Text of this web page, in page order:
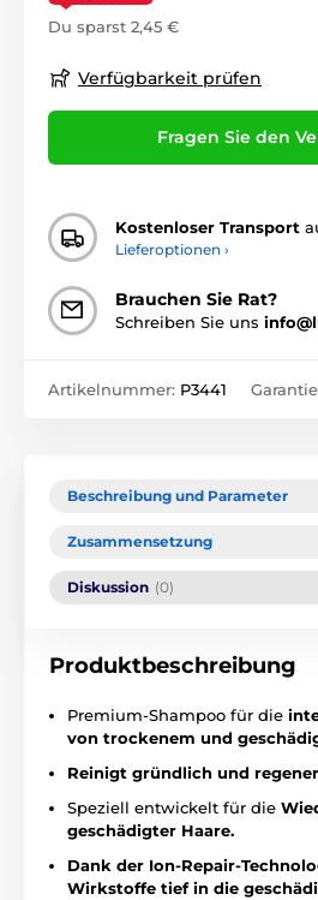
Du sparst 2,45 €
Verfügbarkeit prüfen
Fragen Sie den
Kostenloser Transport
Lieferoptionen ›
Brauchen Sie Rat?
Schreiben Sie uns
Artikelnummer: P3441
Beschreibung und Parameter
Zusammensetzung
Diskussion (0)
Produktbeschreibung
Premium-Shampoo für die
von trockenem und
Reinigt gründlich und
Speziell entwickelt für die
geschädigter Haare.
Dank der Ion-Repair-
Wirkstoffe tief in die